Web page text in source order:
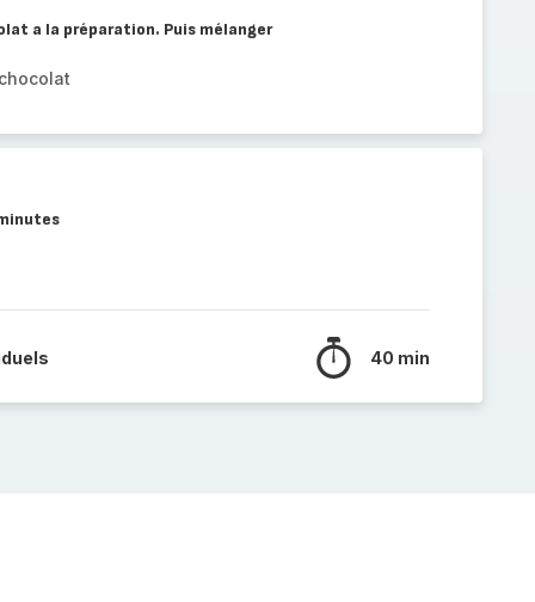
a la préparation. Puis mélanger
40 min